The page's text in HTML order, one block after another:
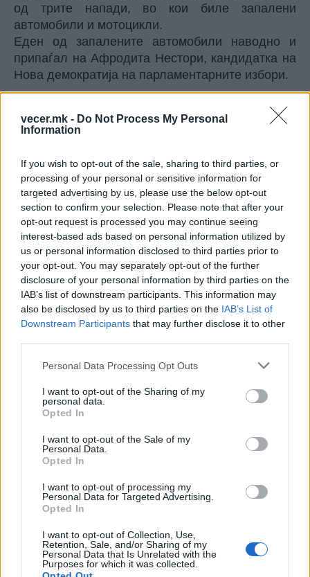
vecer.mk - Do Not Process My Personal
Information
If you wish to opt-out of the sale, sharing to third parties, or
processing of your personal or sensitive information for
targeted advertising by us, please use the below opt-out
section to confirm your selection. Please note that after your
opt-out request is processed you may continue seeing
interest-based ads based on personal information utilized by
us or personal information disclosed to third parties prior to
your opt-out. You may separately opt-out of the further
disclosure of your personal information by third parties on the
IAB’s list of downstream participants. This information may
also be disclosed by us to third parties on the IAB’s List of
Downstream Participants that may further disclose it to other
Personal Data Processing Opt Outs
I want to opt-out of the Sharing of my
personal data.
Opted In
I want to opt-out of the Sale of my
Personal Data.
Opted In
I want to opt-out of processing my
Personal Data for Targeted Advertising.
Opted In
I want to opt-out of Collection, Use,
Retention, Sale, and/or Sharing of my
Personal Data that Is Unrelated with the
Purposes for which it was collected.
од трите напади, во кои биле запалени
автомобили и мотоцикли.
Еден од запалените автомобили наводно и
припаѓал на Афродита Нестори, кандидатка на
Нова демократија на парламентарните избори.
© Vecer.mk, правата за текстот се на редакцијата
Зеленски слета во Белград,
ВУЧИЌ ПРИРЕДУВА ВЕЧЕРА ВО
НЕГОВА ЧЕСТ, ТРИ КЛУЧНИ ТЕМИ
ЗА РАЗГОВОР (ФОТО+ВИДЕО)
НАЈЧИТАНИ ВО ПОСЛЕДНИ 7 ДЕНА
ХАОС ЗА ЗИМАТА 2026/2027
ИСТОРИСКО ОБЕДИНУВАЊЕ НА
МАКЕДОНЦИТЕ ВО СРБИЈА:
УЛЦИЊ Е АЛБАНСКИ, ЌЕ ГО
ОСЛОБОДИМЕ- Скандалозна
ТЕМПЕРАТУРАТА ВО СРЕДА ЌЕ
БИДЕ ЗА НА ЛЕКАР, а потоа...
БУГАРИТЕ СО ШОКАНТНО
ОТКРИТИЕ по падот на Дунав,
кренаа дронови да снимаат